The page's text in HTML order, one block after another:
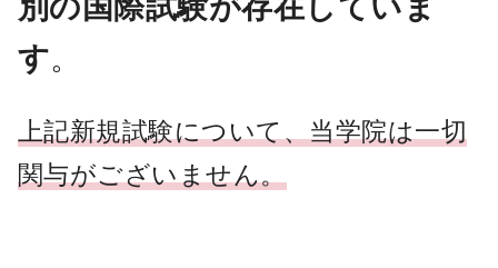
す。
上記新規試験について、当学院は一切
関与がございません。